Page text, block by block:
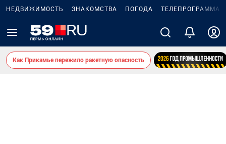
НЕДВИЖИМОСТЬ ЗНАКОМСТВА ПОГОДА ТЕЛЕПРОГРАММА
Как Прикамье пережило ракетную опасность